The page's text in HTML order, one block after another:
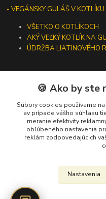
- VEGÁNSKY GULÁŠ V KOTLÍKU
VŠETKO O KOTLÍKOCH
AKÝ VEĽKÝ KOTLÍK NA
ÚDRŽBA LIATINOVÉHO
Kontakty
+421 919 275 553
(Po-Pia, 10-13 hod.)
🍪 Ako by ste
Súbory cookies používame
av prípade vášho súhlasu
meranie efektivity
obľúbeného nastavenia
reklám zodpovedajúcich
Nastavenia